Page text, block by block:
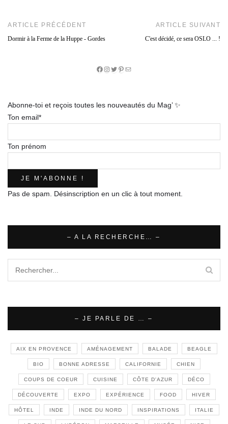
ARTICLE PRÉCÉDENT
Dormir à la Ferme de la Huppe - Gordes
ARTICLE SUIVANT
C'est décidé, ce sera OSLO ... !
Facebook
Instagram
Twitter
Pinterest
E-
Abonne-toi et reçois toutes les nouveautés du Mag’ ✨
Ton email*
Ton prénom
Pas de spam. Désinscription en un clic à tout moment.
– A LA RECHERCHE… –
– JE PARLE DE … –
AIX EN PROVENCE AMÉNAGEMENT BALADE BEAGLE
BIO BONNE ADRESSE CALIFORNIE CHIEN
COUPS DE COEUR CUISINE CÔTE D'AZUR DÉCO
DÉCOUVERTE EXPO EXPÉRIENCE FOOD HIVER
HÔTEL INDE INDE DU NORD INSPIRATIONS ITALIE